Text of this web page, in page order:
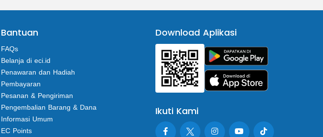
Bantuan
FAQs
Belanja di eci.id
Penawaran dan Hadiah
Pembayaran
Pesanan & Pengiriman
Pengembalian Barang & Dana
Informasi Umum
EC Points
Download Aplikasi
Ikuti Kami